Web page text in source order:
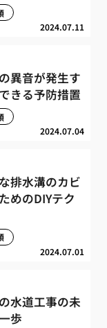
2024.07.11
異音が発生す
きる予防措置
2024.07.04
排水溝のカビ
めのDIYテク
2024.07.01
水道工事の未
歩